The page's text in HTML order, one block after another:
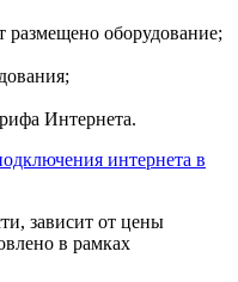
размещено оборудование;
Интернета.
интернета в
зависит от цены
в рамках